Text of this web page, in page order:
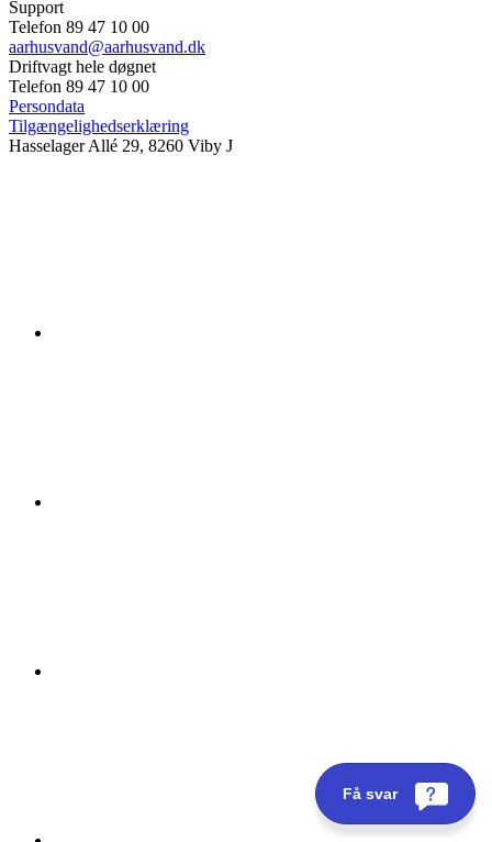
Support
Telefon 89 47 10 00
aarhusvand@aarhusvand.dk
Driftvagt hele døgnet
Telefon 89 47 10 00
Persondata
Tilgængelighedserklæring
Hasselager Allé 29, 8260 Viby J
Få svar